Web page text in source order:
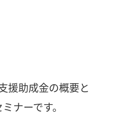
援助成金の概要と
ナーです。